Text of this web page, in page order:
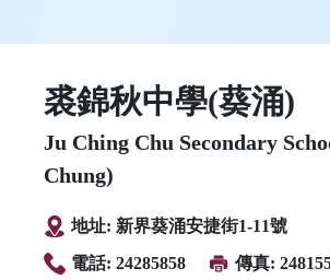
裘錦秋中學(葵涌)
Ju Ching Chu Secondary
Chung)
地址: 新界葵涌安捷街1-11號
電話: 24285858
傳真: